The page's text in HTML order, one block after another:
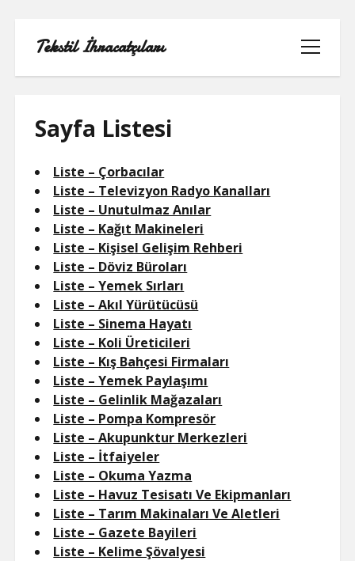
Tekstil İhracatçıları
menüyü
aç
1000 LINKEDIN TAKIPÇI HILESI
INSTAGRAM GIZLI HESAP GÖRME
IPHONE
LINKEDIN BEĞENI KASMA PARASIZ
LISTE
SAYFA LISTESI
Sayfa Listesi
Liste – Çorbacılar
Liste – Televizyon Radyo Kanalları
Liste – Unutulmaz Anılar
Liste – Kağıt Makineleri
Liste – Kişisel Gelişim Rehberi
Liste – Döviz Büroları
Liste – Yemek Sırları
Liste – Akıl Yürütücüsü
Liste – Sinema Hayatı
Liste – Koli Üreticileri
Liste – Kış Bahçesi Firmaları
Liste – Yemek Paylaşımı
Liste – Gelinlik Mağazaları
Liste – Pompa Kompresör
Liste – Akupunktur Merkezleri
Liste – İtfaiyeler
Liste – Okuma Yazma
Liste – Havuz Tesisatı Ve Ekipmanları
Liste – Tarım Makinaları Ve Aletleri
Liste – Gazete Bayileri
Liste – Kelime Şövalyesi